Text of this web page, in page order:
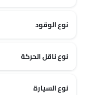
نوع الوقود
نوع ناقل الحركة
نوع السيارة